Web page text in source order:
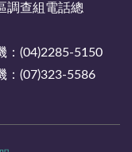
調查組電話總
：(04)2285-5150
：(07)323-5586